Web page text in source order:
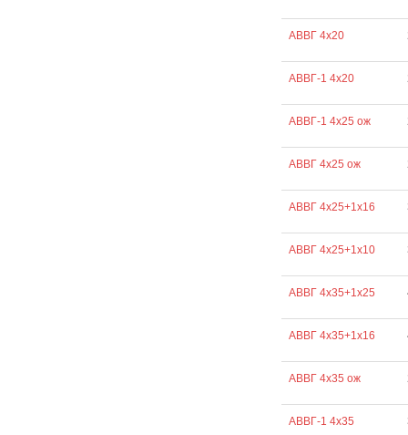
АВВГ 4х20
АВВГ-1 4х20
АВВГ-1 4х25 ож
АВВГ 4х25 ож
АВВГ 4х25+1х16
АВВГ 4х25+1х10
АВВГ 4х35+1х25
АВВГ 4х35+1х16
АВВГ 4х35 ож
АВВГ-1 4х35